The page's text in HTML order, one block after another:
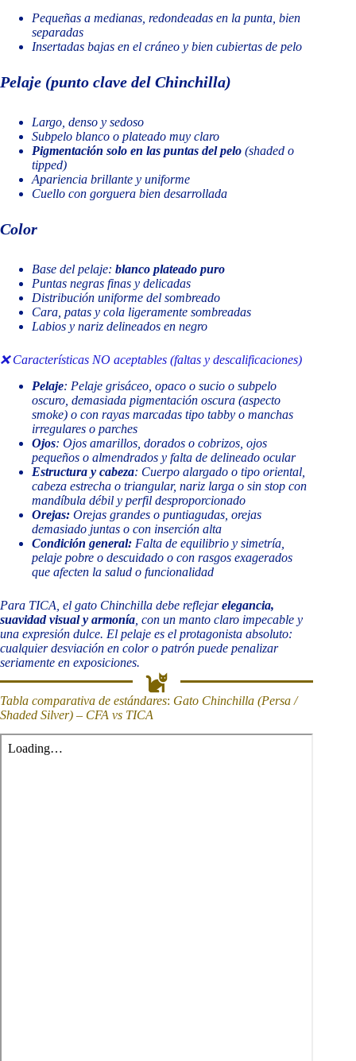
Pequeñas a medianas, redondeadas en la punta, bien
separadas
Insertadas bajas en el cráneo y bien cubiertas de pelo
Pelaje (punto clave del Chinchilla)
Largo, denso y sedoso
Subpelo blanco o plateado muy claro
Pigmentación solo en las puntas del pelo (shaded o
tipped)
Apariencia brillante y uniforme
Cuello con gorguera bien desarrollada
Color
Base del pelaje: blanco plateado puro
Puntas negras finas y delicadas
Distribución uniforme del sombreado
Cara, patas y cola ligeramente sombreadas
Labios y nariz delineados en negro
❌ Características NO aceptables (faltas y descalificaciones)
Pelaje: Pelaje grisáceo, opaco o sucio o subpelo
oscuro, demasiada pigmentación oscura (aspecto
smoke) o con rayas marcadas tipo tabby o manchas
irregulares o parches
Ojos: Ojos amarillos, dorados o cobrizos, ojos
pequeños o almendrados y falta de delineado ocular
Estructura y cabeza: Cuerpo alargado o tipo oriental,
cabeza estrecha o triangular, nariz larga o sin stop con
mandíbula débil y perfil desproporcionado
Orejas: Orejas grandes o puntiagudas, orejas
demasiado juntas o con inserción alta
Condición general: Falta de equilibrio y simetría,
pelaje pobre o descuidado o con rasgos exagerados
que afecten la salud o funcionalidad
Para TICA, el gato Chinchilla debe reflejarelegancia,
suavidad visual y armonía , con un manto claro impecable y
una expresión dulce. El pelaje es el protagonista absoluto:
cualquier desviación en color o patrón puede penalizar
seriamente en exposiciones.
Tabla comparativa de estándares: Gato Chinchilla (Persa /
Shaded Silver) – CFA vs TICA